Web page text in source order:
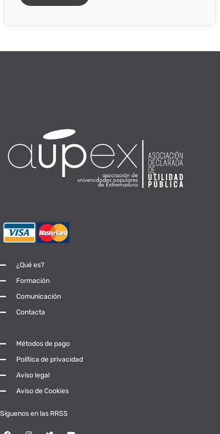
¿Qué es?
Formación
Comunicación
Contacta
Métodos de pago
Política de privacidad
Aviso legal
Aviso de Cookies
Síguenos en las RRSS